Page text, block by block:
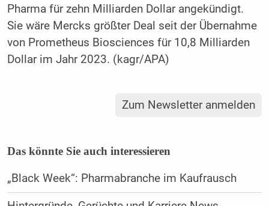
Pharma für zehn Milliarden Dollar angekündigt.
Sie wäre Mercks größter Deal seit der Übernahme
von Prometheus Biosciences für 10,8 Milliarden
Dollar im Jahr 2023. (kagr/APA)
Zum Newsletter anmelden
Das könnte Sie auch interessieren
„Black Week“: Pharmabranche im Kaufrausch